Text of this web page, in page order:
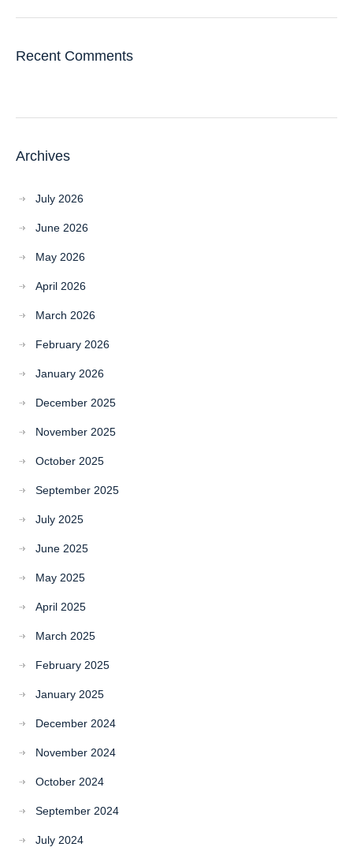
Recent Comments
Archives
July 2026
June 2026
May 2026
April 2026
March 2026
February 2026
January 2026
December 2025
November 2025
October 2025
September 2025
July 2025
June 2025
May 2025
April 2025
March 2025
February 2025
January 2025
December 2024
November 2024
October 2024
September 2024
July 2024